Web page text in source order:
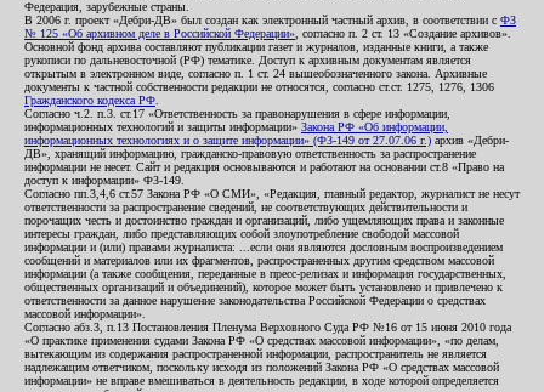
Федерация, зарубежные страны.
В 2006 г. проект «Дебри-ДВ» был создан как электронный частный архив, в соответствии с ФЗ
№ 125 «Об архивном деле в Российской Федерации» , согласно п. 2 ст. 13 «Создание архивов».
Основной фонд архива составляют публикации газет и журналов, изданные книги, а также
рукописи по дальневосточной (РФ) тематике. Доступ к архивным документам является
открытым в электронном виде, согласно п. 1 ст. 24 вышеобозначенного закона. Архивные
документы к частной собственности редакции не относятся, согласно ст.ст. 1275, 1276, 1306
Гражданского кодекса РФ
Согласно ч.2. п.3. ст.17 «Ответственность за правонарушения в сфере информации,
информационных технологий и защиты информации» Закона РФ «Об информации,
информационных технологиях и о защите информации» (ФЗ-149 от 27.07.06 г.) архив «Дебри-
ДВ», хранящий информацию, гражданско-правовую ответственность за распространение
информации не несет. Сайт и редакция основываются и работают на основании ст.8 «Право на
доступ к информации» ФЗ-149.
Согласно пп.3,4,6 ст.57 Закона РФ «О СМИ», «Редакция, главный редактор, журналист не несут
ответственности за распространение сведений, не соответствующих действительности и
порочащих честь и достоинство граждан и организаций, либо ущемляющих права и законные
интересы граждан, либо представляющих собой злоупотребление свободой массовой
информации и (или) правами журналиста: ...если они являются дословным воспроизведением
сообщений и материалов или их фрагментов, распространенных другим средством массовой
информации (а также сообщения, переданные в пресс-релизах и информация государственных,
общественных организаций и объединений), которое может быть установлено и привлечено к
ответственности за данное нарушение законодательства Российской Федерации о средствах
массовой информации».
Согласно абз.3, п.13 Постановления Пленума Верховного Суда РФ №16 от 15 июня 2010 года
«О практике применения судами Закона РФ «О средствах массовой информации», «по делам,
вытекающим из содержания распространенной информации, распространитель не является
надлежащим ответчиком, поскольку исходя из положений Закона РФ «О средствах массовой
информации» не вправе вмешиваться в деятельность редакции, в ходе которой определяется